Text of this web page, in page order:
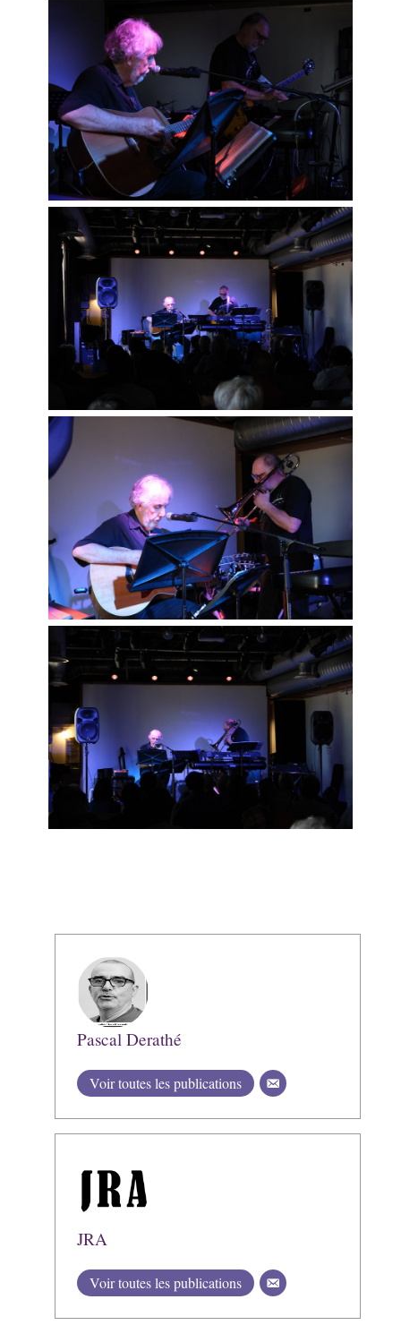
Pascal Derathé
Voir toutes les publications
JRA
Voir toutes les publications